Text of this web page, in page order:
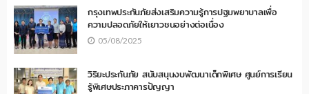
กรุงเทพประกันภัยส่งเสริมความรู้การปฐมพยาบาลเพื่อ
ความปลอดภัยให้เยาวชนอย่างต่อเนื่อง
05/08/2025
วิริยะประกันภัย สนับสนุนงบพัฒนาเด็กพิเศษ ศูนย์การเรียน
รู้พิเศษประภาคารปัญญา